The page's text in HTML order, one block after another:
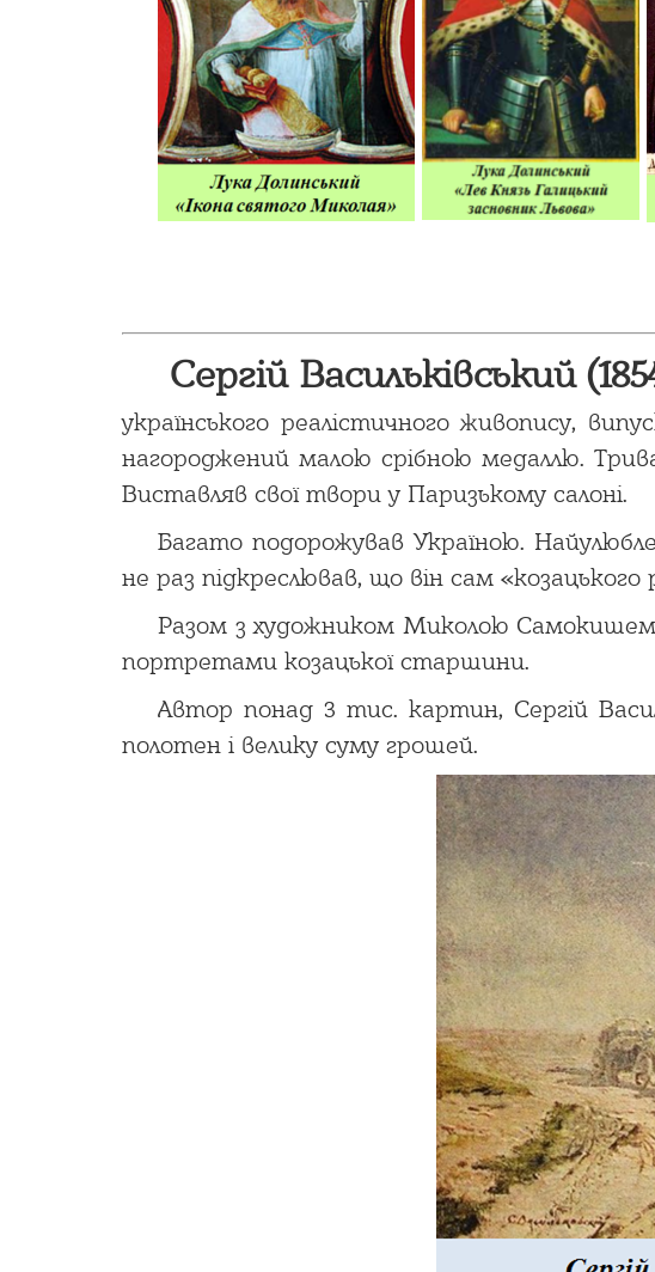
Сергій Васильківський
українського реалістичного живопису,
нагороджений малою срібною медаллю.
Виставляв свої твори у Паризькому салоні.
Багато подорожував Україною.
не раз підкреслював, що він сам «козацького
Разом з художником Миколою Самокишем
портретами козацької старшини.
Автор понад 3 тис. картин, Сергій
полотен і велику суму грошей.